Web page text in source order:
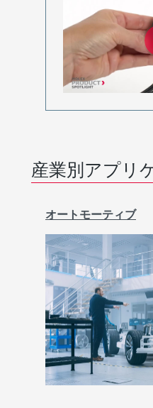
産業別アプリ
オートモーティブ